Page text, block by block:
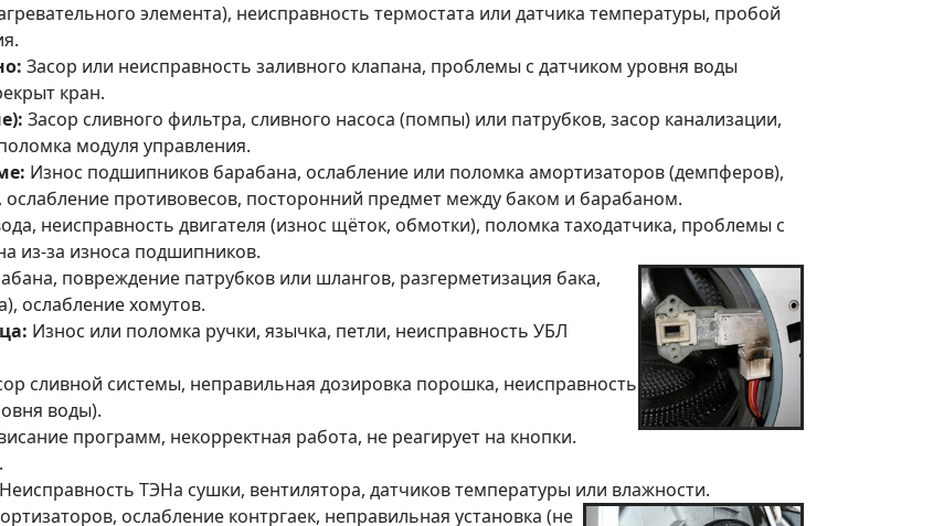
элемента), неисправность термостата или датчика температуры, пробой
Засор или неисправность заливного клапана, проблемы с датчиком уровня воды
кран.
Засор сливного фильтра, сливного насоса (помпы) или патрубков, засор канализации,
модуля управления.
Износ подшипников барабана, ослабление или поломка амортизаторов (демпферов),
противовесов, посторонний предмет между баком и барабаном.
неисправность двигателя (износ щёток, обмотки), поломка таходатчика, проблемы с
из-за износа подшипников.
повреждение патрубков или шлангов, разгерметизация бака,
ослабление хомутов.
Износ или поломка ручки, язычка, петли, неисправность УБЛ
сливной системы, неправильная дозировка порошка, неисправность
воды).
программ, некорректная работа, не реагирует на кнопки.
Неисправность ТЭНа сушки, вентилятора, датчиков температуры или влажности.
ослабление контргаек, неправильная установка (не